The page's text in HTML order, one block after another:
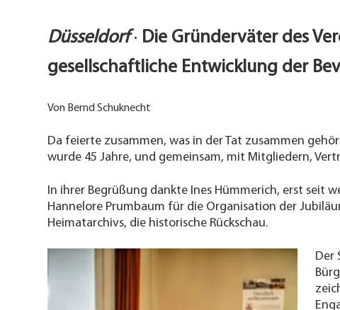
Düsseldorf· Die Gründerväter des
gesellschaftliche Entwicklung der
Von Bernd Schuknecht
Da feierte zusammen, was in der Tat zusammen
wurde 45 Jahre, und gemeinsam, mit Mitgliedern,
In ihrer Begrüßung dankte Ines Hümmerich, erst seit
Hannelore Prumbaum für die Organisation der
Heimatarchivs, die historische Rückschau.
Der